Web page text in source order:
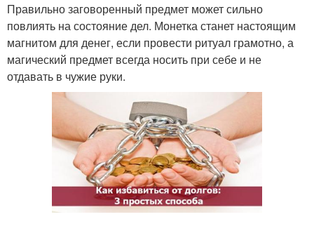
Правильно заговоренный предмет может сильно
повлиять на состояние дел. Монетка станет настоящим
магнитом для денег, если провести ритуал грамотно, а
магический предмет всегда носить при себе и не
отдавать в чужие руки.